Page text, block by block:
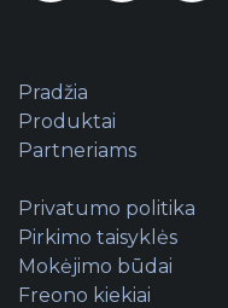
Pradžia
Produktai
Partneriams
Privatumo politika
Pirkimo taisyklės
Mokėjimo būdai
Freono kiekiai